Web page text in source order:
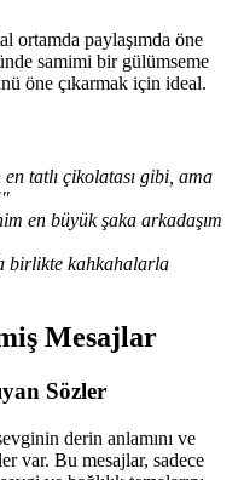
ortamda paylaşımda öne
samimi bir gülümseme
öne çıkarmak için ideal.
tatlı çikolatası gibi, ama
en büyük şaka arkadaşım
birlikte kahkahalarla
Mesajlar
Sözler
derin anlamını ve
var. Bu mesajlar, sadece